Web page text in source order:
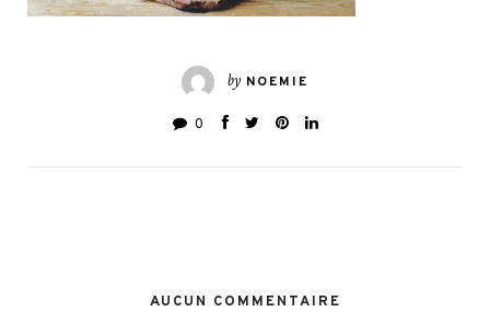
by NOEMIE
0
AUCUN COMMENTAIRE